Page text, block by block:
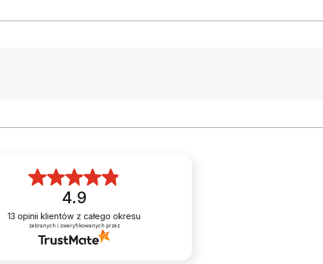
V-BRAKE
4.9
13 opinii klientów z całego okresu
zebranych i zweryfikowanych przez